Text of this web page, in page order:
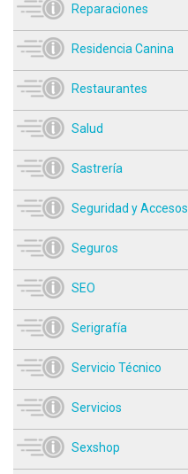
Reparaciones
Residencia Canina
Restaurantes
Salud
Sastrería
Seguridad y Accesos
Seguros
SEO
Serigrafía
Servicio Técnico
Servicios
Sexshop